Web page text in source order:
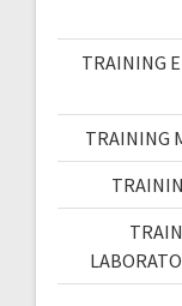
TRAINING
TRAINING